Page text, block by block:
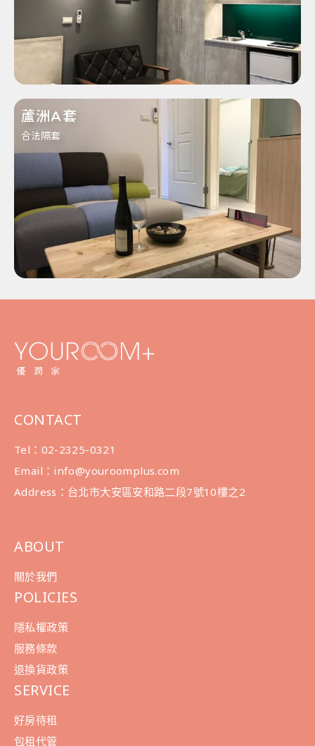
蘆洲A套
合法隔套
CONTACT
Tel：02-2325-0321
Email：info@youroomplus.com
Address：台北市大安區安和路二段7號10樓之2
ABOUT
關於我們
POLICIES
隱私權政策
服務條款
退換貨政策
SERVICE
好房待租
包租代管